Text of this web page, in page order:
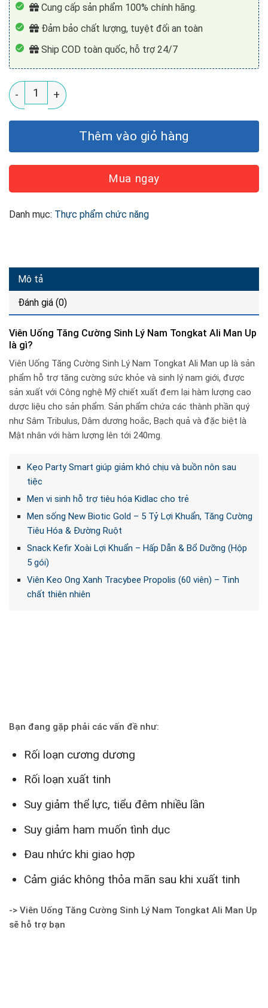
Cung cấp sản phẩm 100% chính hãng.
Đảm bảo chất lượng, tuyệt đối an toàn
Ship COD toàn quốc, hỗ trợ 24/7
Viên Uống Tăng Cường Sinh Lý Nam Tongkat Ali Man
Thêm vào giỏ hàng
Mua ngay
Danh mục: Thực phẩm chức năng
Mô tả
Đánh giá (0)
Viên Uống Tăng Cường Sinh Lý Nam Tongkat Ali Man Up
là gì?
Viên Uống Tăng Cường Sinh Lý Nam Tongkat Ali Man up là sản
phẩm hỗ trợ tăng cường sức khỏe và sinh lý nam giới, được
sản xuất với Công nghệ Mỹ chiết xuất đem lại hàm lượng cao
dược liệu cho sản phẩm. Sản phẩm chứa các thành phần quý
như Sâm Tribulus, Dâm dương hoắc, Bạch quả và đặc biệt là
Mật nhân với hàm lượng lên tới 240mg.
Kẹo Party Smart giúp giảm khó chịu và buồn nôn sau
tiệc
Men vi sinh hỗ trợ tiêu hóa Kidlac cho trẻ
Men sống New Biotic Gold – 5 Tỷ Lợi Khuẩn, Tăng Cường
Tiêu Hóa & Đường Ruột
Snack Kefir Xoài Lợi Khuẩn – Hấp Dẫn & Bổ Dưỡng (Hộp
5 gói)
Viên Keo Ong Xanh Tracybee Propolis (60 viên) – Tinh
chất thiên nhiên
Bạn đang gặp phải các vấn đề như:
Rối loạn cương dương
Rối loạn xuất tinh
Suy giảm thể lực, tiểu đêm nhiều lần
Suy giảm ham muốn tình dục
Đau nhức khi giao hợp
Cảm giác không thỏa mãn sau khi xuất tinh
-> Viên Uống Tăng Cường Sinh Lý Nam Tongkat Ali Man Up
sẽ hỗ trợ bạn